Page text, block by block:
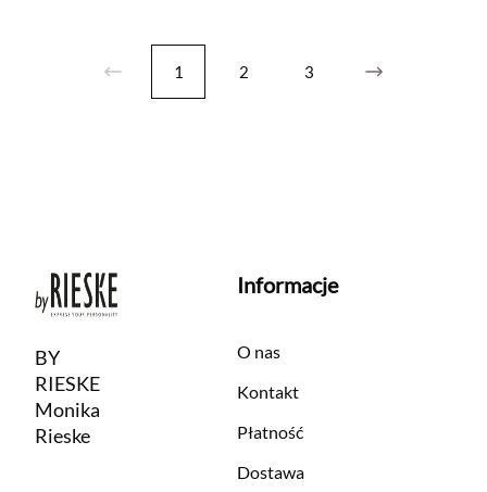
1 2 3
BY
RIESKE
Monika
Rieske
Informacje
O nas
Kontakt
Płatność
Dostawa